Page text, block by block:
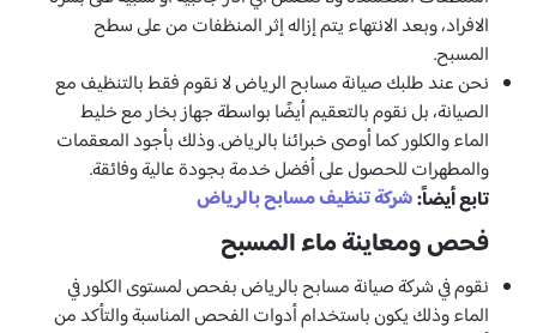
الافراد، وبعد الانتهاء يتم إزاله إثر المنظفات من على سطح
المسبح.
نحن عند طلبك صيانة مسابح الرياض لا نقوم فقط بالتنظيف مع
الصيانة، بل نقوم بالتعقيم أيضًا بواسطة جهاز بخار مع خليط
الماء والكلور كما أوصى خبرائنا بالرياض. وذلك بأجود المعقمات
والمطهرات للحصول على أفضل خدمة بجودة عالية وفائقة.
تابع أيضاً:شركة تنظيف مسابح بالرياض
فحص ومعاينة ماء المسبح
نقوم في شركة صيانة مسابح بالرياض بفحص لمستوى الكلور في
الماء وذلك يكون باستخدام أدوات الفحص المناسبة والتأكد من